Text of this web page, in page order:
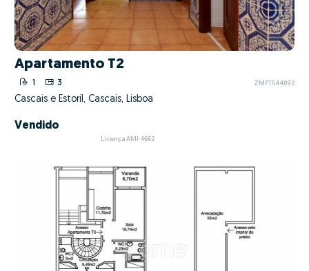
Apartamento T2
1 3 ZMPT544892
Cascais e Estoril, Cascais, Lisboa
Vendido
Licença AMI 4662